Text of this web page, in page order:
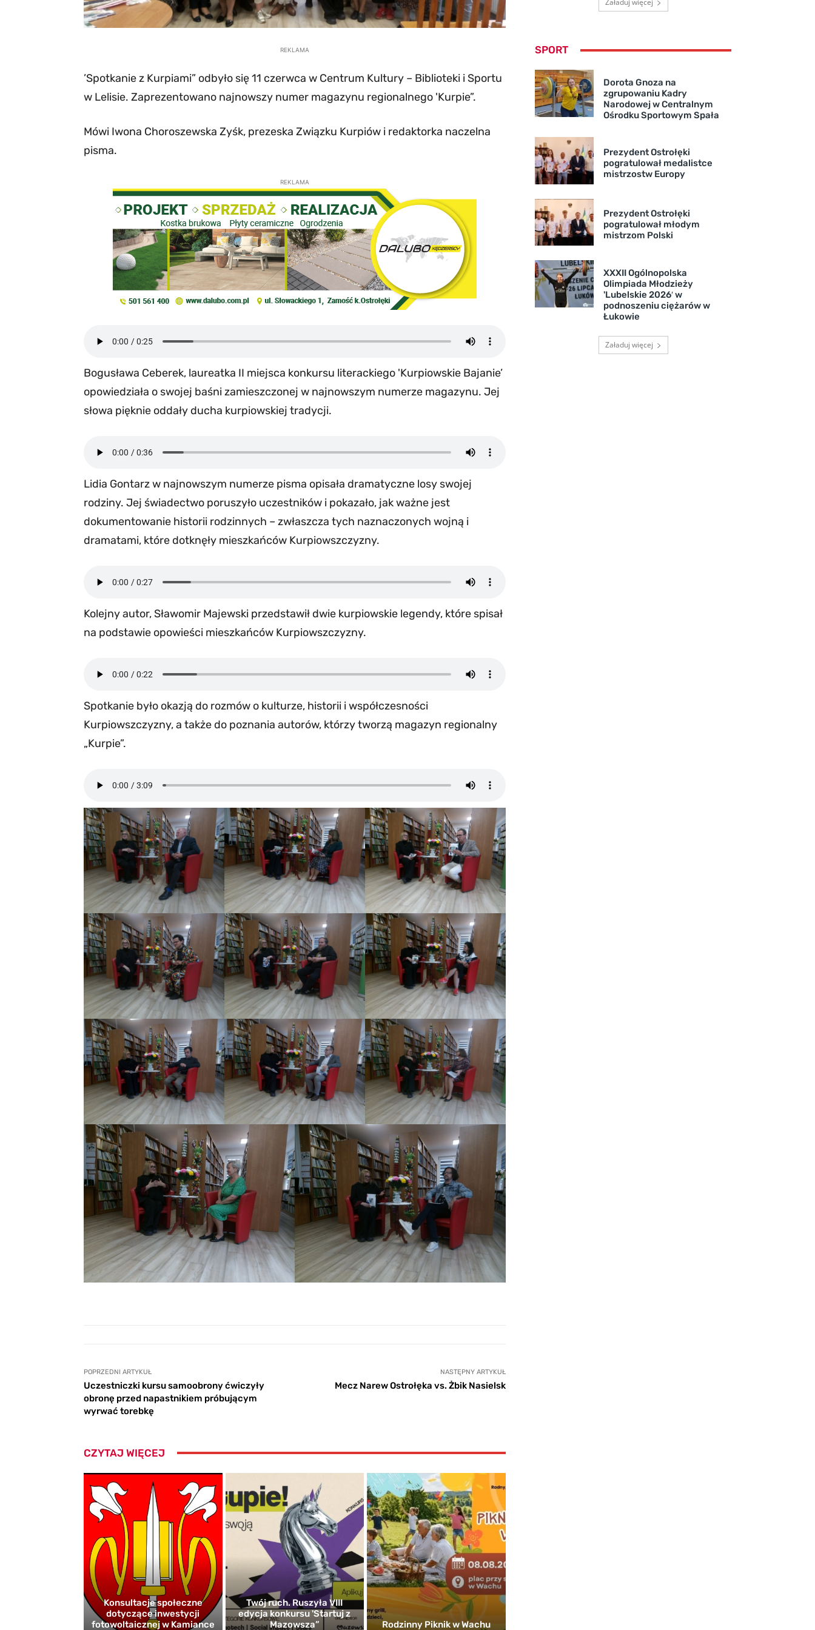
REKLAMA
’Spotkanie z Kurpiami” odbyło się 11 czerwca w Centrum Kultury – Biblioteki i Sportu
w Lelisie. Zaprezentowano najnowszy numer magazynu regionalnego 'Kurpie”.
Mówi Iwona Choroszewska Zyśk, prezeska Związku Kurpiów i redaktorka naczelna
pisma.
REKLAMA
Bogusława Ceberek, laureatka II miejsca konkursu literackiego 'Kurpiowskie Bajanie’
opowiedziała o swojej baśni zamieszczonej w najnowszym numerze magazynu. Jej
słowa pięknie oddały ducha kurpiowskiej tradycji.
Lidia Gontarz w najnowszym numerze pisma opisała dramatyczne losy swojej
rodziny. Jej świadectwo poruszyło uczestników i pokazało, jak ważne jest
dokumentowanie historii rodzinnych – zwłaszcza tych naznaczonych wojną i
dramatami, które dotknęły mieszkańców Kurpiowszczyzny.
Kolejny autor, Sławomir Majewski przedstawił dwie kurpiowskie legendy, które spisał
na podstawie opowieści mieszkańców Kurpiowszczyzny.
Spotkanie było okazją do rozmów o kulturze, historii i współczesności
Kurpiowszczyzny, a także do poznania autorów, którzy tworzą magazyn regionalny
„Kurpie”.
POPRZEDNI ARTYKUŁ
Uczestniczki kursu samoobrony ćwiczyły
obronę przed napastnikiem próbującym
wyrwać torebkę
NASTĘPNY ARTYKUŁ
Mecz Narew Ostrołęka vs. Żbik Nasielsk
CZYTAJ WIĘCEJ
Konsultacje społeczne
dotyczące inwestycji
fotowoltaicznej w Kamiance
Twój ruch. Ruszyła VIII
edycja konkursu 'Startuj z
Mazowsza”
Rodzinny Piknik w Wachu
Załaduj więcej
SPORT
Dorota Gnoza na
zgrupowaniu Kadry
Narodowej w Centralnym
Ośrodku Sportowym Spała
Prezydent Ostrołęki
pogratulował medalistce
mistrzostw Europy
Prezydent Ostrołęki
pogratulował młodym
mistrzom Polski
XXXII Ogólnopolska
Olimpiada Młodzieży
'Lubelskie 2026′ w
podnoszeniu ciężarów w
Łukowie
Załaduj więcej